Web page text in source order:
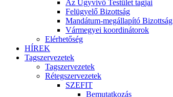
Az Ügyvivő Testület tagjai
Felügyelő Bizottság
Mandátum-megállapító Bizottság
Vármegyei koordinátorok
Elérhetőség
HÍREK
Tagszervezetek
Tagszervezetek
Rétegszervezetek
SZEFIT
Bemutatkozás